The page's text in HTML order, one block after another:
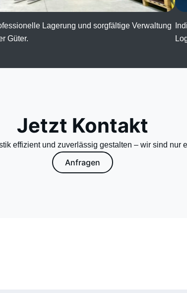
Lagerung und sorgfältige Verwaltung
Güter.
Jetzt Kontakt
effizient und zuverlässig gestalten – wir sind nur
Anfragen